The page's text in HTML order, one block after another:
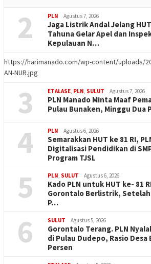
2
PLN Agustus 7, 2026
Jaga Listrik Andal Jelang
Tahuna Gelar Apel dan
Kepulauan N…
https://harimanado.com/wp-content/uploads/
AN-NUR.jpg
3 ETALASE PLN SULUT Agustus 7, 2026
PLN Manado Minta Maaf
Pulau Bunaken, Minggu Dua
4 PLN Agustus 6, 2026
Semarakkan HUT ke 81 RI,
Digitalisasi Pendidikan di
Program TJSL
5 PLN SULUT Agustus 6, 2026
Kado PLN untuk HUT ke- 81
Gorontalo Berlistrik,
P…
6 SULUT Agustus 5, 2026
Gorontalo Terang. PLN
di Pulau Dudepo, Rasio
Persen